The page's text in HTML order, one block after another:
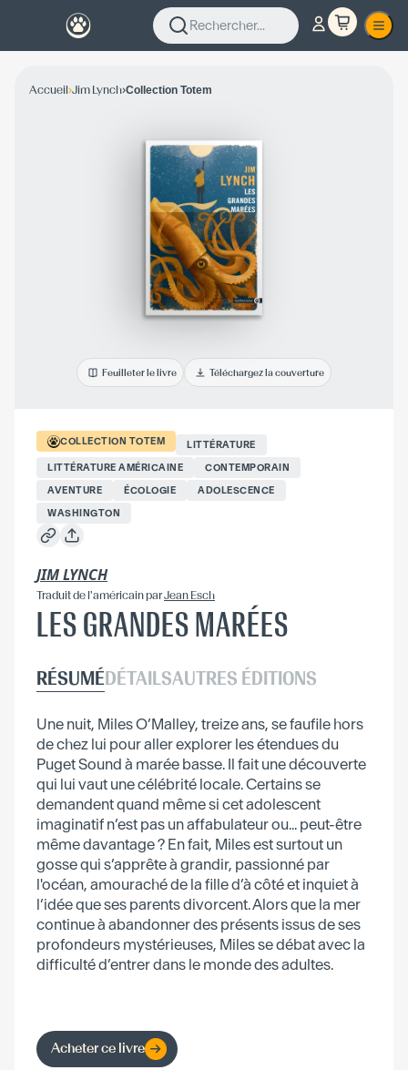
Rechercher...
Accueil›Jim Lynch›Collection Totem
Feuilleter le livre Téléchargez la couverture
COLLECTION TOTEM
LITTÉRATURE
LITTÉRATURE AMÉRICAINE
CONTEMPORAIN
AVENTURE
ÉCOLOGIE
ADOLESCENCE
WASHINGTON
JIM LYNCH
Traduitde l'américainparJean Esch
LES GRANDES MARÉES
RÉSUMÉDÉTAILSAUTRES ÉDITIONS
Une nuit, Miles O’Malley, treize ans, se faufile hors
de chez lui pour aller explorer les étendues du
Puget Sound à marée basse. Il fait une découverte
qui lui vaut une célébrité locale. Certains se
demandent quand même si cet adolescent
imaginatif n’est pas un affabulateur ou... peut-être
même davantage ? En fait, Miles est surtout un
gosse qui s’apprête à grandir, passionné par
l'océan, amouraché de la fille d’à côté et inquiet à
l’idée que ses parents divorcent. Alors que la mer
continue à abandonner des présents issus de ses
profondeurs mystérieuses, Miles se débat avec la
difficulté d’entrer dans le monde des adultes.
Acheter ce livre